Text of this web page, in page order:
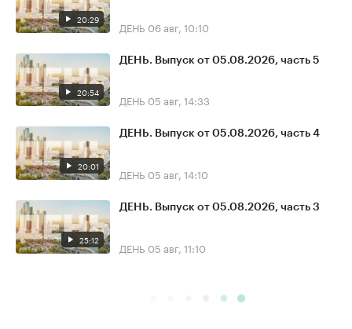
20:29 ДЕНЬ 06 авг, 10:10
20:54
ДЕНЬ. Выпуск от 05.08.2026, часть 5
ДЕНЬ 05 авг, 14:33
20:01
ДЕНЬ. Выпуск от 05.08.2026, часть 4
ДЕНЬ 05 авг, 14:10
25:12
ДЕНЬ. Выпуск от 05.08.2026, часть 3
ДЕНЬ 05 авг, 11:10